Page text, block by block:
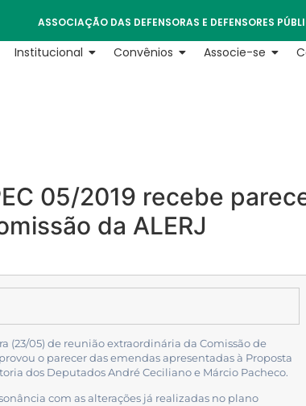
ASSOCIAÇÃO DAS DEFENSORAS E DEFENSORES
Institucional Convênios Associe-se
05/2019 recebe
da ALERJ
(23/05) de reunião extraordinária da Comissão de
o parecer das emendas apresentadas à Proposta
dos Deputados André Ceciliano e Márcio Pacheco.
com as alterações já realizadas no plano